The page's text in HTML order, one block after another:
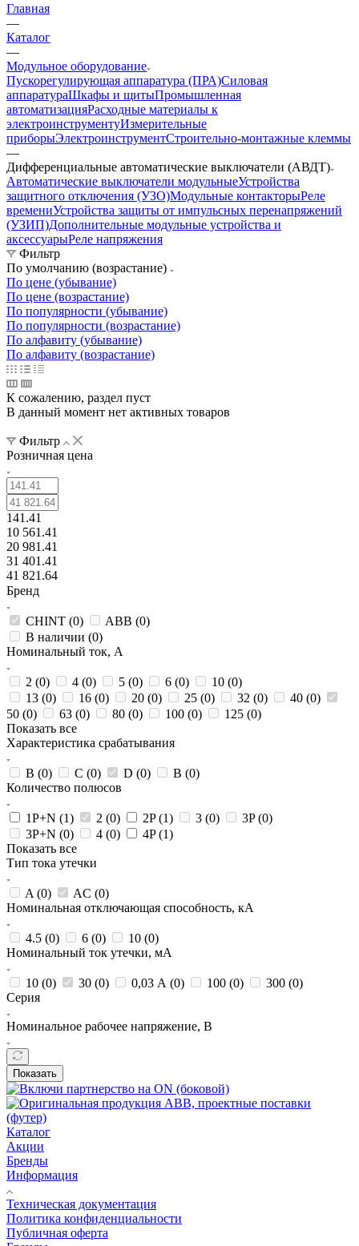
Главная
—
Каталог
—
Модульное оборудование
Пускорегулирующая аппаратура (ПРА)Силовая
аппаратураШкафы и щитыПромышленная
автоматизацияРасходные материалы к
электроинструментуИзмерительные
приборыЭлектроинструментСтроительно-монтажные клеммы
—
Дифференциальные автоматические выключатели (АВДТ)
Автоматические выключатели модульныеУстройства
защитного отключения (УЗО)Модульные контакторыРеле
времениУстройства защиты от импульсных перенапряжений
(УЗИП)Дополнительные модульные устройства и
аксессуарыРеле напряжения
Фильтр
По умолчанию (возрастание)
По цене (убывание)
По цене (возрастание)
По популярности (убывание)
По популярности (возрастание)
По алфавиту (убывание)
По алфавиту (возрастание)
К сожалению, раздел пуст
В данный момент нет активных товаров
Фильтр
Розничная цена
141.41
10 561.41
20 981.41
31 401.41
41 821.64
Бренд
CHINT (0) ABB (0)
В наличии (0)
Номинальный ток, А
2 (0) 4 (0) 5 (0) 6 (0) 10 (0)
13 (0) 16 (0) 20 (0) 25 (0) 32 (0) 40 (0)
50 (0) 63 (0) 80 (0) 100 (0) 125 (0)
Показать все
Характеристика срабатывания
B (0) C (0) D (0) В (0)
Количество полюсов
1P+N (1) 2 (0) 2P (1) 3 (0) 3P (0)
3P+N (0) 4 (0) 4P (1)
Показать все
Тип тока утечки
A (0) AC (0)
Номинальная отключающая способность, кА
4.5 (0) 6 (0) 10 (0)
Номинальный ток утечки, мА
10 (0) 30 (0) 0,03 А (0) 100 (0) 300 (0)
Серия
Номинальное рабочее напряжение, В
Показать
Каталог
Акции
Бренды
Информация
Техническая документация
Политика конфиденциальности
Публичная оферта